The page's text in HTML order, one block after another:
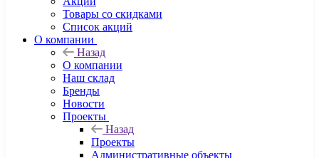
Товары со скидками
Список акций
О компании
Назад
О компании
Наш склад
Бренды
Новости
Проекты
Назад
Проекты
Административные объекты